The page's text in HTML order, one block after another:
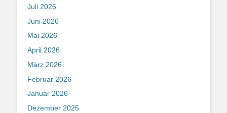
Juli 2026
Juni 2026
Mai 2026
April 2026
März 2026
Februar 2026
Januar 2026
Dezember 2025